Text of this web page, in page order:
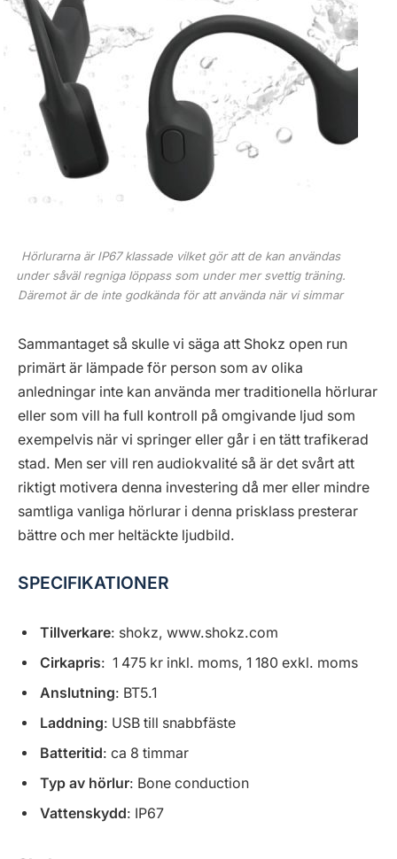
Hörlurarna är IP67 klassade vilket gör att de kan användas
under såväl regniga löppass som under mer svettig träning.
Däremot är de inte godkända för att använda när vi simmar
Sammantaget så skulle vi säga att Shokz open run
primärt är lämpade för person som av olika
anledningar inte kan använda mer traditionella hörlurar
eller som vill ha full kontroll på omgivande ljud som
exempelvis när vi springer eller går i en tätt trafikerad
stad. Men ser vill ren audiokvalité så är det svårt att
riktigt motivera denna investering då mer eller mindre
samtliga vanliga hörlurar i denna prisklass presterar
bättre och mer heltäckte ljudbild.
SPECIFIKATIONER
Tillverkare: shokz, www.shokz.com
Cirkapris: 1 475 kr inkl. moms, 1 180 exkl. moms
Anslutning: BT5.1
Laddning: USB till snabbfäste
Batteritid: ca 8 timmar
Typ av hörlur: Bone conduction
Vattenskydd: IP67